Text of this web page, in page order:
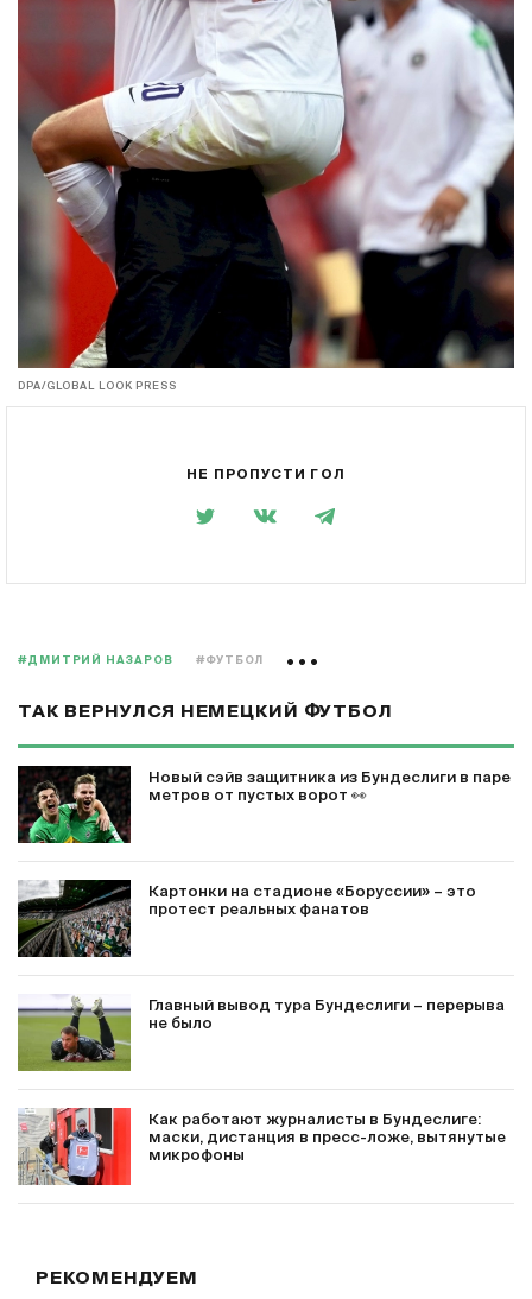
DPA/GLOBAL LOOK PRESS
НЕ ПРОПУСТИ ГОЛ
#ДМИТРИЙ НАЗАРОВ #ФУТБОЛ
ТАК ВЕРНУЛСЯ НЕМЕЦКИЙ ФУТБОЛ
Новый сэйв защитника из Бундеслиги в паре
метров от пустых ворот 👀
Картонки на стадионе «Боруссии» – это
протест реальных фанатов
Главный вывод тура Бундеслиги – перерыва
не было
Как работают журналисты в Бундеслиге:
маски, дистанция в пресс-ложе, вытянутые
микрофоны
РЕКОМЕНДУЕМ